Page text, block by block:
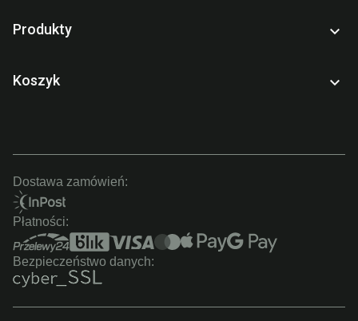
Produkty 
Koszyk 
Dostawa zamówień:
Płatności:
Bezpieczeństwo danych: